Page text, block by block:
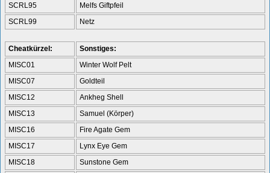
SCRL95
Melfs Giftpfeil
SCRL99
Netz
Cheatkürzel:
Sonstiges:
MISC01
Winter Wolf Pelt
MISC07
Goldteil
MISC12
Ankheg Shell
MISC13
Samuel (Körper)
MISC16
Fire Agate Gem
MISC17
Lynx Eye Gem
MISC18
Sunstone Gem